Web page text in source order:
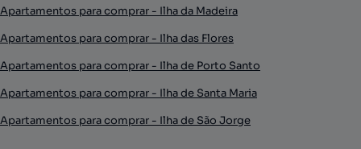
Apartamentos para comprar - Ilha da Madeira
Apartamentos para comprar - Ilha das Flores
Apartamentos para comprar - Ilha de Porto Santo
Apartamentos para comprar - Ilha de Santa Maria
Apartamentos para comprar - Ilha de São Jorge